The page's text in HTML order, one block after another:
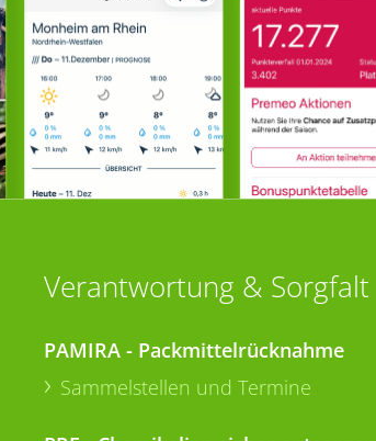
Verantwortung & Sorgfalt
PAMIRA - Packmittelrücknahme
Sammelstellen und Termine